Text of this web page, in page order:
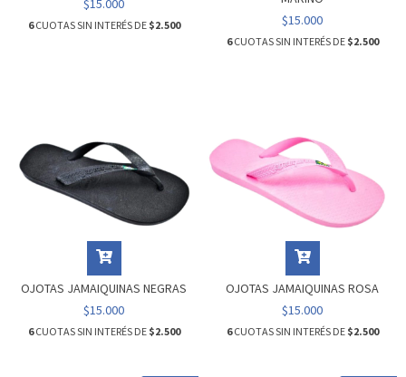
$15.000
6CUOTAS SIN INTERÉS DE $2.500
$15.000
6CUOTAS SIN INTERÉS DE $2.500
OJOTAS JAMAIQUINAS NEGRAS
$15.000
6CUOTAS SIN INTERÉS DE $2.500
OJOTAS JAMAIQUINAS ROSA
$15.000
6CUOTAS SIN INTERÉS DE $2.500